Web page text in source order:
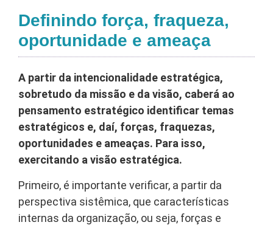
Definindo força, fraqueza,
oportunidade e ameaça
A partir da intencionalidade estratégica,
sobretudo da missão e da visão, caberá ao
pensamento estratégico identificar temas
estratégicos e, daí, forças, fraquezas,
oportunidades e ameaças. Para isso,
exercitando a visão estratégica.
Primeiro, é importante verificar, a partir da
perspectiva sistêmica, que características
internas da organização, ou seja, forças e